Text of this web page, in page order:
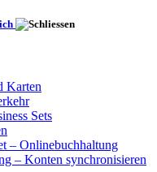
Karten
Sets
– Onlinebuchhaltung
– Konten synchronisieren